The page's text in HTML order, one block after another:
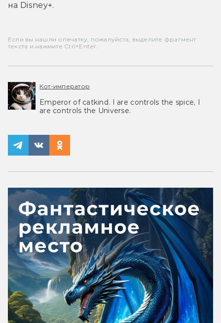
на Disney+.
Если вы нашли опечатку, пожалуйста, выделите фрагмент
текста и нажмите Ctrl+Enter.
Кот-император
Emperor of catkind. I are controls the spice, I
are controls the Universe.